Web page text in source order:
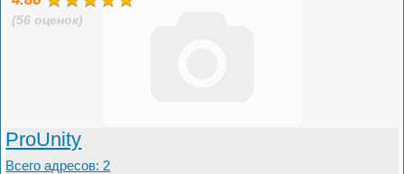
(56 оценок)
ProUnity
Всего адресов: 2